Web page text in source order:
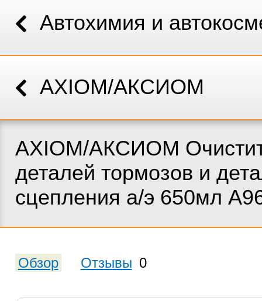
Автохимия и
AXIOM/АКСИОМ
AXIOM/АКСИОМ
деталей тормозов и
сцепления а/э 650мл
Обзор Отзывы 0